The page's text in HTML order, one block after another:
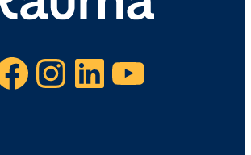
Facebook Instagram LinkedIn YouTube